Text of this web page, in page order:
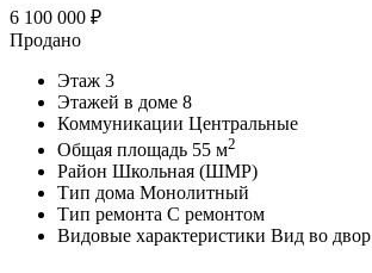
6 100 000 ₽
Продано
Этаж 3
Этажей в доме 8
Коммуникации Центральные
Общая площадь 55 м2
Район Школьная (ШМР)
Тип дома Монолитный
Тип ремонта С ремонтом
Видовые характеристики Вид во двор